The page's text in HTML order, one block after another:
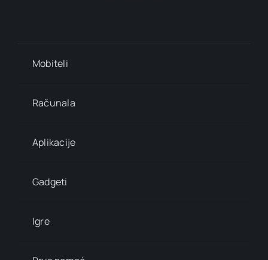
Mobiteli
Računala
Aplikacije
Gadgeti
Igre